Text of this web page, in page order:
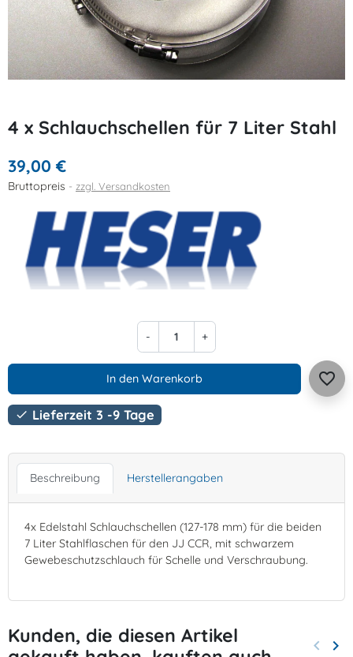
4 x Schlauchschellen für 7 Liter Stahl
39,00 €
Bruttopreis zzgl. Versandkosten
- +
In den Warenkorb favorite_border
 Lieferzeit 3 -9 Tage
Beschreibung Herstellerangaben
4x Edelstahl Schlauchschellen (127-178 mm) für die beiden
7 Liter Stahlflaschen für den JJ CCR, mit schwarzem
Gewebeschutzschlauch für Schelle und Verschraubung.
Kunden, die diesen Artikel
Zurück
keyboard_arrow_left keyboard_arrow_right